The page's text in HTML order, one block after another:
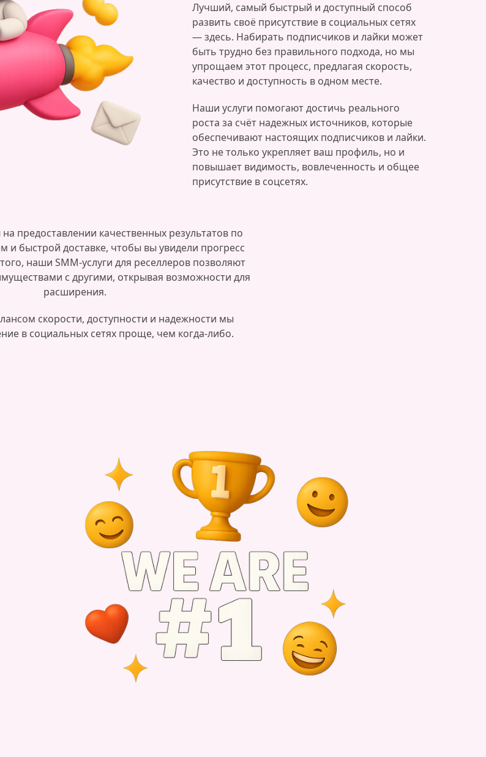
Лучший, самый быстрый и доступный способ
развить своё присутствие в социальных сетях
— здесь. Набирать подписчиков и лайки может
быть трудно без правильного подхода, но мы
упрощаем этот процесс, предлагая скорость,
качество и доступность в одном месте.
Наши услуги помогают достичь реального
роста за счёт надежных источников, которые
обеспечивают настоящих подписчиков и лайки.
Это не только укрепляет ваш профиль, но и
повышает видимость, вовлеченность и общее
присутствие в соцсетях.
предоставлении качественных результатов по
и быстрой доставке, чтобы вы увидели прогресс
наши SMM-услуги для реселлеров позволяют
с другими, открывая возможности для
расширения.
скорости, доступности и надежности мы
в социальных сетях проще, чем когда-либо.